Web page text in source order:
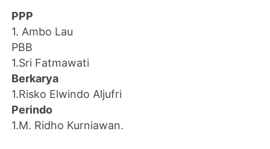
PPP
1. Ambo Lau
PBB
1.Sri Fatmawati
Berkarya
1.Risko Elwindo Aljufri
Perindo
1.M. Ridho Kurniawan.